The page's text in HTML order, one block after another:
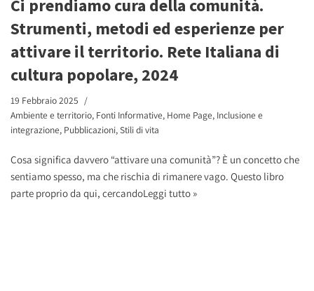
Ci prendiamo cura della comunità.
Strumenti, metodi ed esperienze per
attivare il territorio. Rete Italiana di
cultura popolare, 2024
19 Febbraio 2025
Ambiente e territorio, Fonti Informative, Home Page, Inclusione e
integrazione, Pubblicazioni,Stili di vita
Cosa significa davvero “attivare una comunità”? È un concetto che
sentiamo spesso, ma che rischia di rimanere vago. Questo libro
parte proprio da qui, cercandoLeggi tutto »